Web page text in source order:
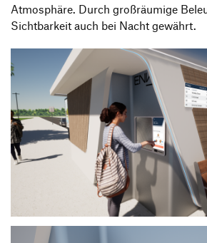
Atmosphäre. Durch großräumige
Sichtbarkeit auch bei Nacht gewährt.